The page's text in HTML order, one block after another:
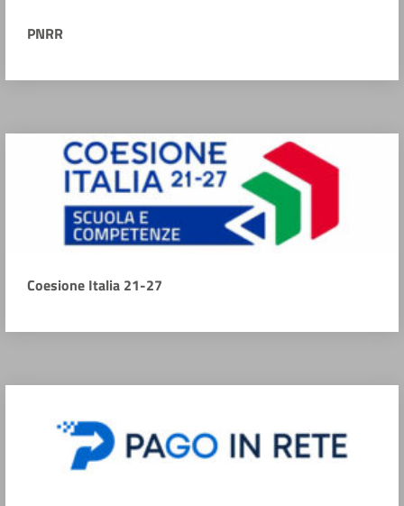
PNRR
Coesione Italia 21-27